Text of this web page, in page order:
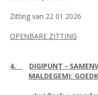
Zitting van 22 01 2026
OPENBARE ZITTING
4.
DIGIPUNT -
MALDEGEM):